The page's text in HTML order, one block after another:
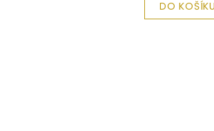
DO KOŠÍKU